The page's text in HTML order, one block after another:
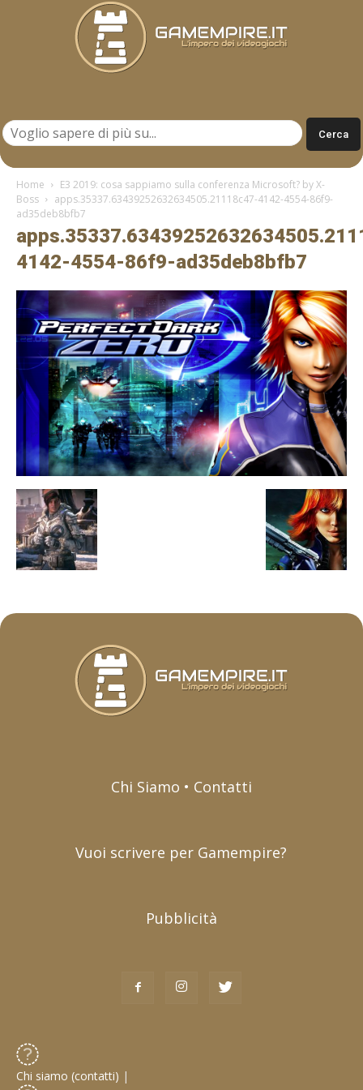
Home
E3 2019: cosa sappiamo sulla conferenza Microsoft? by X-
Boss
apps.35337.63439252632634505.21118c47-4142-4554-86f9-
ad35deb8bfb7
4142-4554-86f9-ad35deb8bfb7
Chi Siamo • Contatti
Vuoi scrivere per Gamempire?
Pubblicità
Chi siamo (contatti) |